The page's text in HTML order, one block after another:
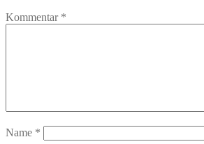
Kommentar *
Name *